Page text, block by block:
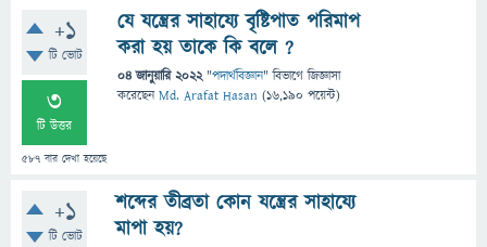
+1
টি ভোট
3
টি উত্তর
587 বার দেখা হয়েছে
যে যন্ত্রের সাহায্যে বৃষ্টিপাত পরিমাপ
করা হয় তাকে কি বলে ?
04 জানুয়ারি 2022 "পদার্থবিজ্ঞান" বিভাগে জিজ্ঞাসা
করেছেনMd. Arafat Hasan (16,190 পয়েন্ট)
+1
টি ভোট
শব্দের তীব্রতা কোন যন্ত্রের সাহায্যে
মাপা হয়?